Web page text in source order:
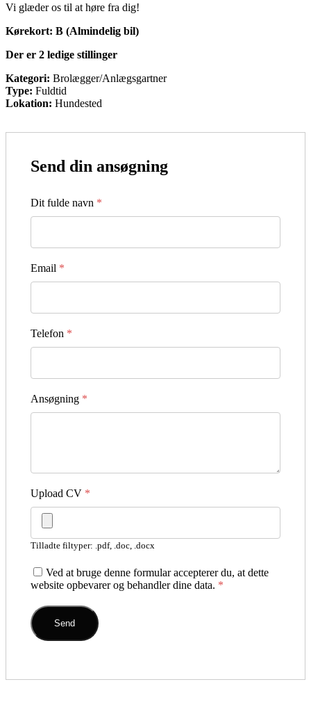
Vi glæder os til at høre fra dig!
Kørekort: B (Almindelig bil)
Der er 2 ledige stillinger
Kategori: Brolægger/Anlægsgartner
Type: Fuldtid
Lokation: Hundested
Send din ansøgning
Dit fulde navn *
Email *
Telefon *
Ansøgning *
Upload CV *
Tilladte filtyper: .pdf, .doc, .docx
Ved at bruge denne formular accepterer du, at dette
website opbevarer og behandler dine data. *